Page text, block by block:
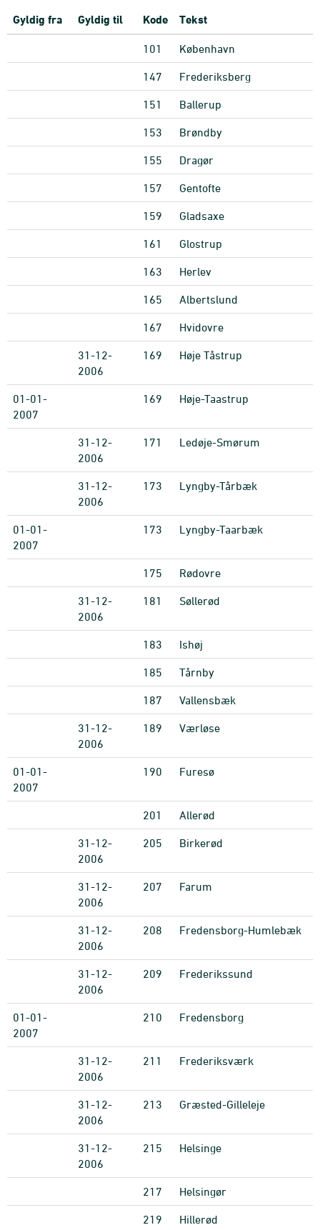
Gyldig fra Gyldig til Kode Tekst
101 København
147 Frederiksberg
151 Ballerup
153 Brøndby
155 Dragør
157 Gentofte
159 Gladsaxe
161 Glostrup
163 Herlev
165 Albertslund
167 Hvidovre
31-12-
2006
169 Høje Tåstrup
01-01-
2007
169 Høje-Taastrup
31-12-
2006
171 Ledøje-Smørum
31-12-
2006
173 Lyngby-Tårbæk
01-01-
2007
173 Lyngby-Taarbæk
175 Rødovre
31-12-
2006
181 Søllerød
183 Ishøj
185 Tårnby
187 Vallensbæk
31-12-
2006
189 Værløse
01-01-
2007
190 Furesø
201 Allerød
31-12-
2006
205 Birkerød
31-12-
2006
207 Farum
31-12-
2006
208 Fredensborg-Humlebæk
31-12-
2006
209 Frederikssund
01-01-
2007
210 Fredensborg
31-12-
2006
211 Frederiksværk
31-12-
2006
213 Græsted-Gilleleje
31-12-
2006
215 Helsinge
217 Helsingør
219 Hillerød